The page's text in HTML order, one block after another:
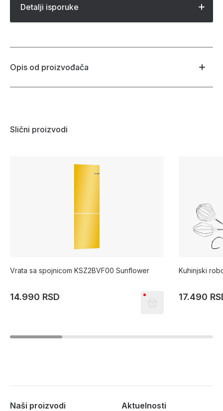
Detalji isporuke
Opis od proizvođača
Slični proizvodi
Vrata sa spojnicom KSZ2BVF00 Sunflower
14.990 RSD
Kuhinjski
17.490
Naši proizvodi Aktuelnosti